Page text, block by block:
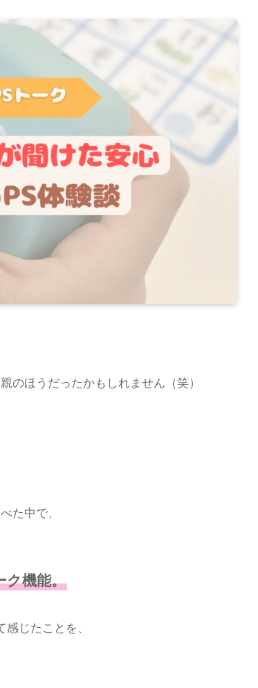
のほうだったかもしれません（笑）
た中で、
ク機能。
じたことを、